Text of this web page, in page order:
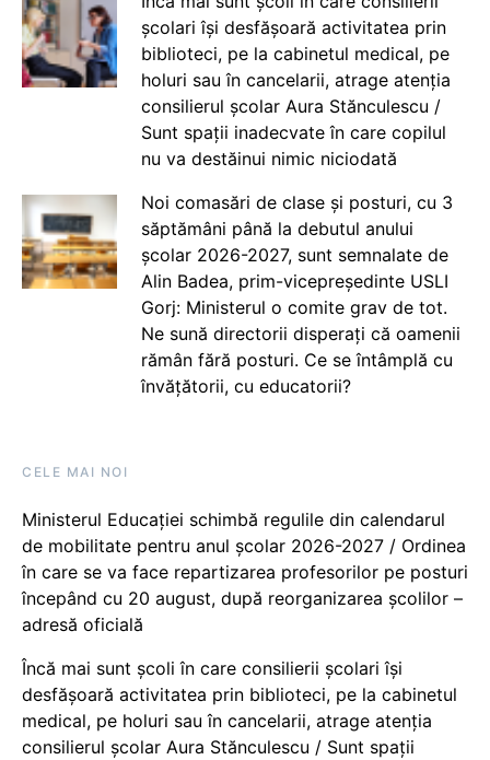
școlari își desfășoară activitatea prin
biblioteci, pe la cabinetul medical, pe
holuri sau în cancelarii, atrage atenția
consilierul școlar Aura Stănculescu /
Sunt spații inadecvate în care copilul
nu va destăinui nimic niciodată
Noi comasări de clase și posturi, cu 3
săptămâni până la debutul anului
școlar 2026-2027, sunt semnalate de
Alin Badea, prim-vicepreședinte USLI
Gorj: Ministerul o comite grav de tot.
Ne sună directorii disperați că oamenii
rămân fără posturi. Ce se întâmplă cu
învățătorii, cu educatorii?
CELE MAI NOI
Ministerul Educației schimbă regulile din calendarul
de mobilitate pentru anul școlar 2026-2027 / Ordinea
în care se va face repartizarea profesorilor pe posturi
începând cu 20 august, după reorganizarea școlilor –
adresă oficială
Încă mai sunt școli în care consilierii școlari își
desfășoară activitatea prin biblioteci, pe la cabinetul
medical, pe holuri sau în cancelarii, atrage atenția
consilierul școlar Aura Stănculescu / Sunt spații